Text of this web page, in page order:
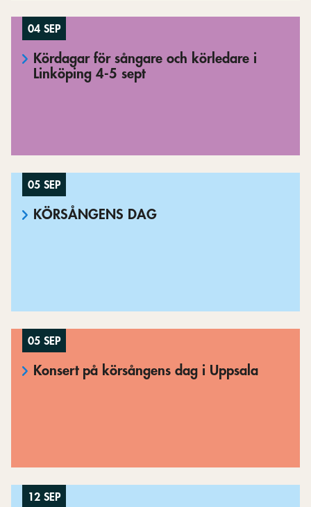
04 SEP
Kördagar för sångare och körledare i
Linköping 4-5 sept
05 SEP
KÖRSÅNGENS DAG
05 SEP
Konsert på körsångens dag i Uppsala
12 SEP